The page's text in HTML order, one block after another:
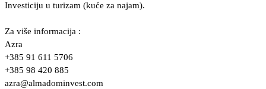
Investiciju u turizam (kuće za najam).
Za više informacija :
Azra
+385 91 611 5706
+385 98 420 885
azra@almadominvest.com